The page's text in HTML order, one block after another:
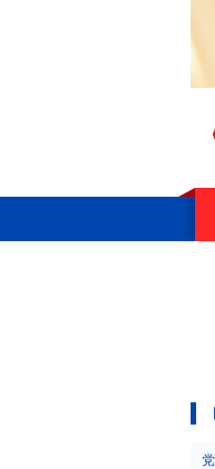
29日10:00 国务院台湾事务办公